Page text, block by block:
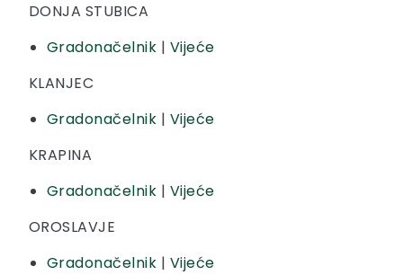
DONJA STUBICA
Gradonačelnik | Vijeće
KLANJEC
Gradonačelnik | Vijeće
KRAPINA
Gradonačelnik | Vijeće
OROSLAVJE
Gradonačelnik | Vijeće